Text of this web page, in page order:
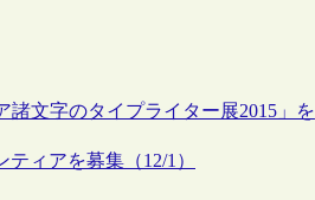
文字のタイプライター展2015」を
ィアを募集（12/1）